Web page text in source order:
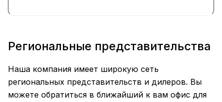
Региональные представительства
Наша компания имеет широкую сеть
региональных представительств и дилеров. Вы
можете обратиться в ближайший к вам офис для